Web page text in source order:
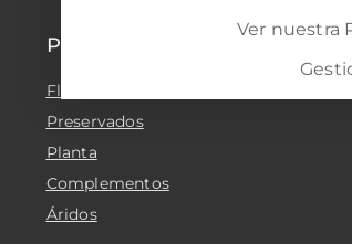
Ver nuestra
PRODUCTOS
Flor cortada
Preservados
Planta
Complementos
Áridos